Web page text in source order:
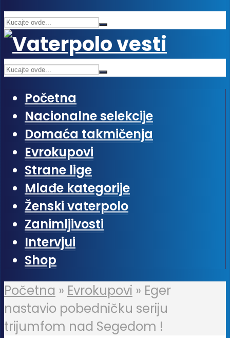
Početna
Nacionalne selekcije
Domaća takmičenja
Evrokupovi
Strane lige
Mlađe kategorije
Ženski vaterpolo
Zanimljivosti
Intervjui
Shop
Početna » Evrokupovi » Eger
nastavio pobedničku seriju
trijumfom nad Segedom !